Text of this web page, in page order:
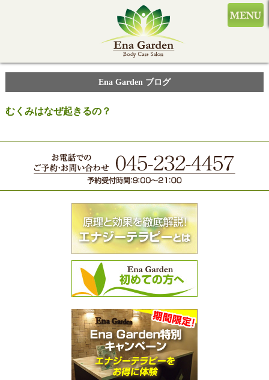
Ena Garden ブログ
むくみはなぜ起きるの？